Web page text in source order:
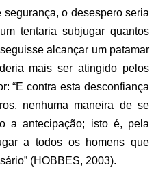
o desespero seria
tentaria subjugar quantos
alcançar um patamar
mais ser atingido pelos
“E contra esta desconfiança
nenhuma maneira de se
a antecipação; isto é, pela
a todos os homens que
(HOBBES, 2003).